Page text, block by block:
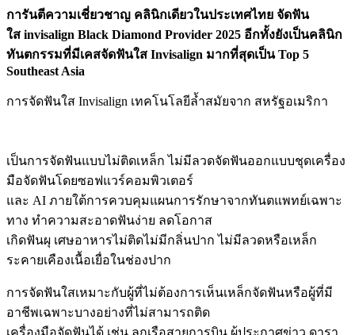
การันตีความเชี่ยวชาญ คลินิกเดียวในประเทศไทย จัดฟัน
ใส invisalign Black Diamond Provider 2025 อีกทั้งยังเป็นคลินิก
ทันตกรรมที่มีเคสจัดฟันใส Invisalign มากที่สุดเป็น Top 5
Southeast Asia
การจัดฟันใส Invisalign เทคโนโลยีล้ำสมัยจาก สหรัฐอเมริกา
เป็นการจัดฟันแบบไม่ติดเหล็ก ไม่มีลวดจัดฟันออกแบบชุดเครื่อง
มือจัดฟันโดยซอฟแวร์คอมพิวเตอร์
และ AI ภายใต้การควบคุมแผนการรักษาจากทันตแพทย์เฉพาะ
ทาง ทำความสะอาดฟันง่าย ลดโอกาส
เกิดฟันผุ เศษอาหารไม่ติดไม่มีกลิ่นปาก ไม่มีลวดหรือเหล็ก
ระคายเคืองเนื้อเยื่อในช่องปาก
การจัดฟันใสเหมาะกับผู้ที่ไม่ต้องการเห็นเหล็กจัดฟันหรือผู้ที่มี
อาชีพเฉพาะบางอย่างที่ไม่สามารถติด
เครื่องมือจัดฟันได้ เช่น ลูกเรือสายการบิน ผู้ประกาศข่าว ดารา